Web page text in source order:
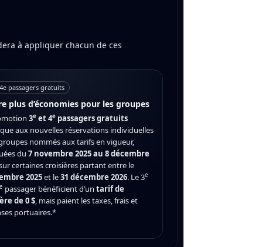
à appliquer chacun de ces
passagers gratuits
plus d’économies pour les groupes
3eet 4epassagers gratuits
aux nouvelles réservations individuelles
nommés aux tarifs en vigueur,
du 7 novembre 2025 au 8 décembre
certaines croisières partant entre le
2025et le31 décembre 2026. Le 3e
e passager bénéficient d’un tarif de
de 0 $, mais paient les taxes, frais et
portuaires.*